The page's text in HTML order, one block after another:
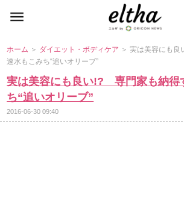
ホーム ＞ ダイエット・ボディケア ＞ 実は美容にも
速水もこみち“追いオリーブ”
実は美容にも良い!? 専門家も納得
ち“追いオリーブ”
2016-06-30 09:40